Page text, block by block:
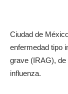
Ciudad de
enfermedad tipo
grave (IRAG),
influenza.